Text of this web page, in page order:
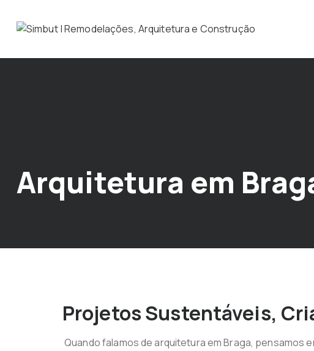
Arquitetura em
Projetos Sustentáveis,
Quando falamos de arquitetura em Braga, pensamos